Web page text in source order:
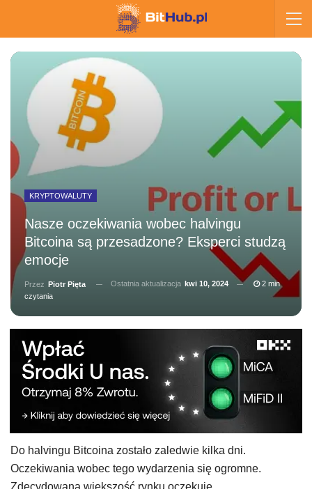
KRYPTOWALUTY
Nasze oczekiwania wobec halvingu
Bitcoina są przesadzone? Eksperci studzą
emocje
Przez Piotr Pięta Ostatnia aktualizacja kwi 10, 2024
2 min
czytania
Do halvingu Bitcoina zostało zaledwie kilka dni.
Oczekiwania wobec tego wydarzenia się ogromne.
Zdecydowana większość rynku oczekuje